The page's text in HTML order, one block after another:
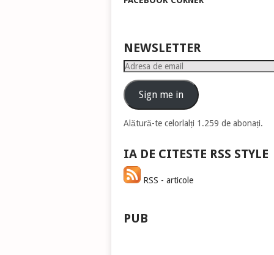
NEWSLETTER
Adresa
emailSign me in
Alătură-te celorlalți 1.259 de abonați.
IA DE CITESTE RSS STYLE
RSS - articole
PUB